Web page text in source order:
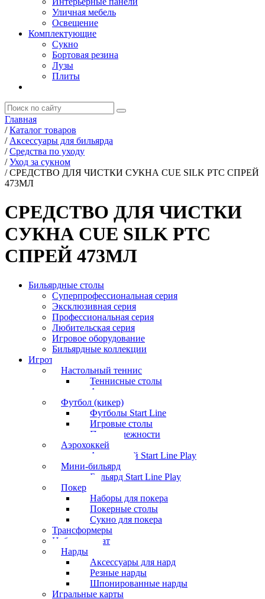
Уличная мебель
Освещение
Комплектующие
Сукно
Бортовая резина
Лузы
Плиты
Главная
/ Каталог товаров
/ Аксессуары для бильярда
/ Средства по уходу
/ Уход за сукном
/ СРЕДСТВО ДЛЯ ЧИСТКИ СУКНА CUE SILK PTC СПРЕЙ
473МЛ
СРЕДСТВО ДЛЯ ЧИСТКИ
СУКНА CUE SILK PTC
СПРЕЙ 473МЛ
Бильярдные столы
Суперпрофессиональная серия
Эксклюзивная серия
Профессиональная серия
Любительская серия
Игровое оборудование
Бильярдные коллекции
Игротека
Настольный теннис
Теннисные столы
Аксессуары
Футбол (кикер)
Футболы Start Line
Игровые столы
Принадлежности
Аэрохоккей
Аэрохоккей Start Line Play
Мини-бильярд
Бильярд Start Line Play
Покер
Наборы для покера
Покерные столы
Сукно для покера
Трансформеры
Набор шахмат
Нарды
Аксессуары для нард
Резные нарды
Шпонированные нарды
Игральные карты